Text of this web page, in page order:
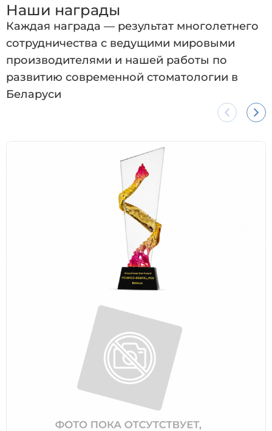
Наши награды
Каждая награда — результат многолетнего
сотрудничества с ведущими мировыми
производителями и нашей работы по
развитию современной стоматологии в
Беларуси